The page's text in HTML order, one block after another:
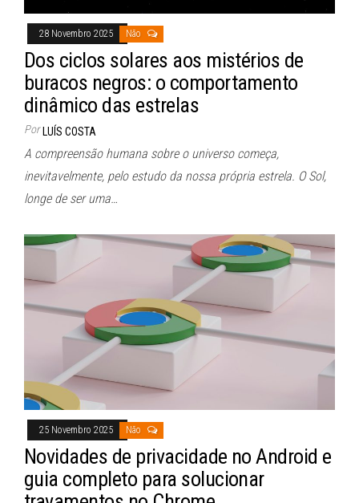
28 Novembro 2025 Não
Dos ciclos solares aos mistérios de
buracos negros: o comportamento
dinâmico das estrelas
Por LUÍS COSTA
A compreensão humana sobre o universo começa,
inevitavelmente, pelo estudo da nossa própria estrela. O Sol,
longe de ser uma…
25 Novembro 2025 Não
Novidades de privacidade no Android e
guia completo para solucionar